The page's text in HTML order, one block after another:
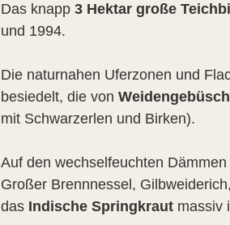
Das knapp 3 Hektar große
und 1994.
Die naturnahen Uferzonen und
besiedelt, die von
mit Schwarzerlen und Birken).
Auf den wechselfeuchten
Großer Brennnessel,
das Indische Springkraut massiv